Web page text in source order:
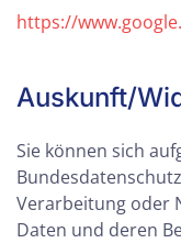
https://
Auskunft/
Sie können sich
Verarbeitung oder
Daten und deren